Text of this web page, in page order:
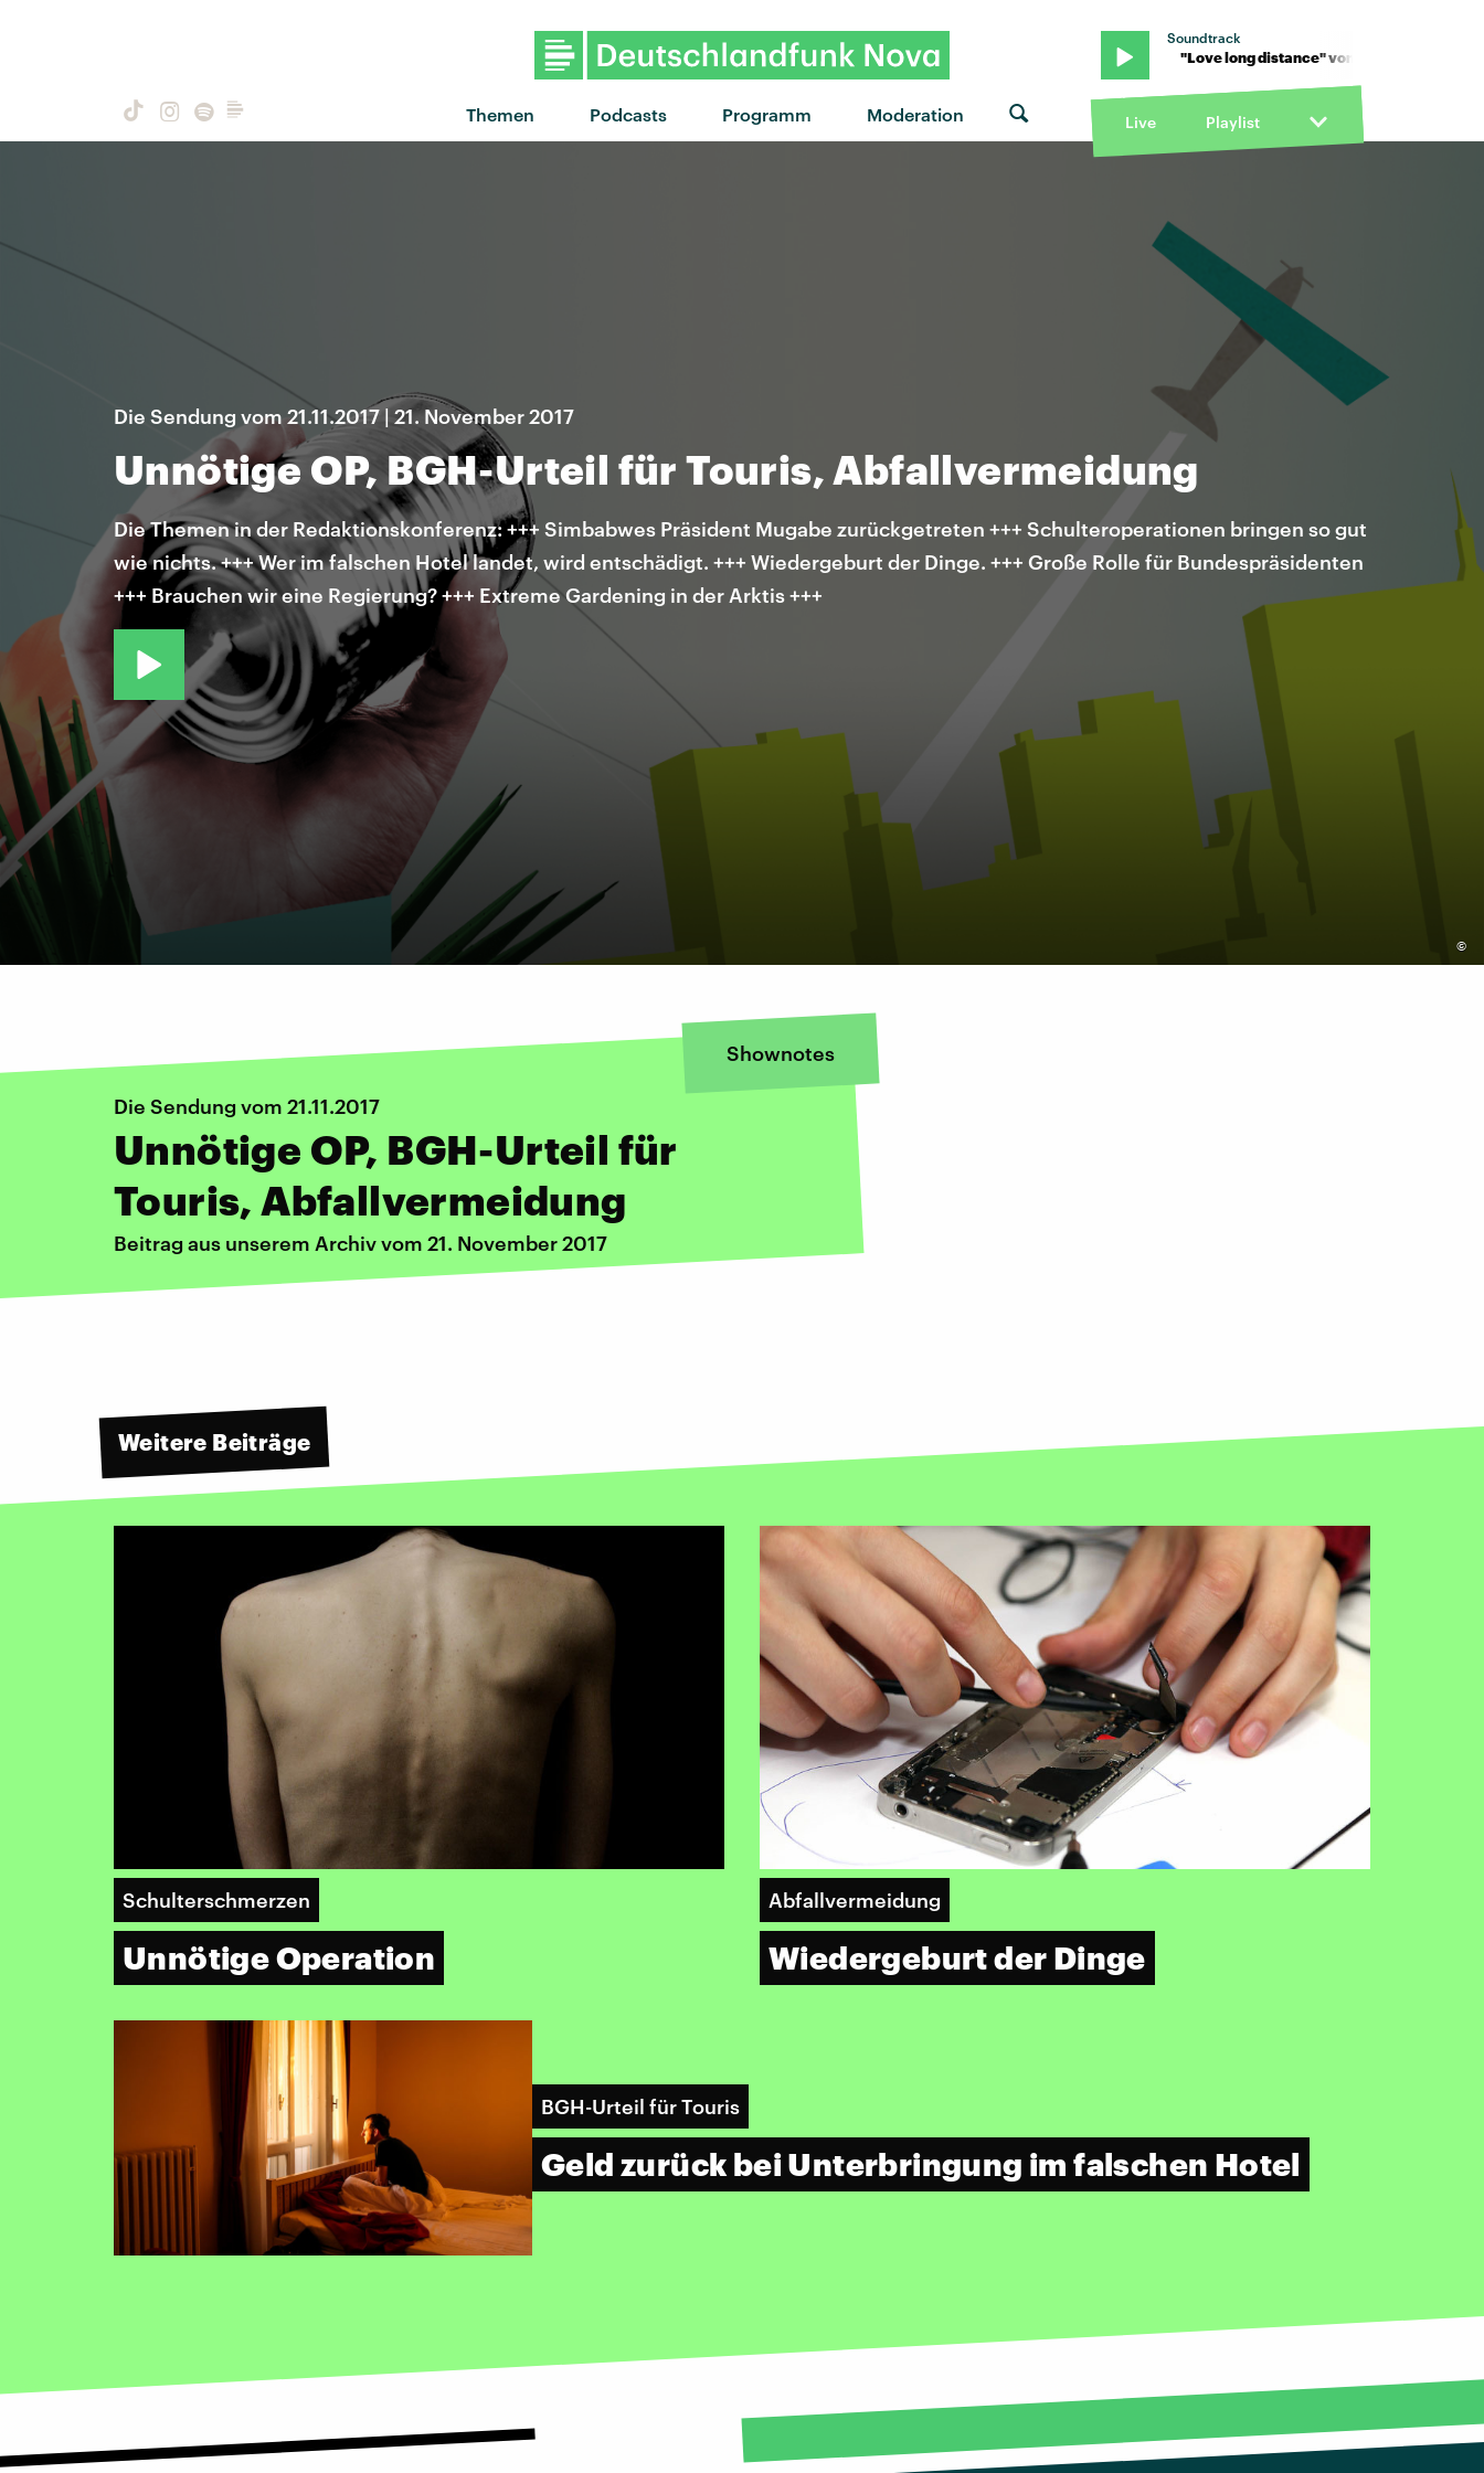
Themen Podcasts Programm Moderation
Soundtrack
"Love long distance" von Gossip · "Love long distance" von Gossip · "Love long
Live Playlist
©
Die Sendung vom 21.11.2017 | 21. November 2017
Unnötige OP, BGH-Urteil für Touris, Abfallvermeidung
Die Themen in der Redaktionskonferenz: +++ Simbabwes Präsident Mugabe zurückgetreten +++ Schulteroperationen bringen so gut
wie nichts. +++ Wer im falschen Hotel landet, wird entschädigt. +++ Wiedergeburt der Dinge. +++ Große Rolle für Bundespräsidenten
+++ Brauchen wir eine Regierung? +++ Extreme Gardening in der Arktis +++
Shownotes
Die Sendung vom 21.11.2017
Unnötige OP, BGH-Urteil für
Touris, Abfallvermeidung
Beitrag aus unserem Archiv vom 21. November 2017
Weitere Beiträge
Schulterschmerzen
Unnötige Operation
Abfallvermeidung
Wiedergeburt der Dinge
BGH-Urteil für Touris
Geld zurück bei Unterbringung im falschen Hotel